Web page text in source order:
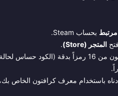
بحساب Steam.
المتجر (Store)
.
، وقم بلصق الكود المكون من 16 رمزاً بدقة
باستخدام معرف كرافتون الخاص